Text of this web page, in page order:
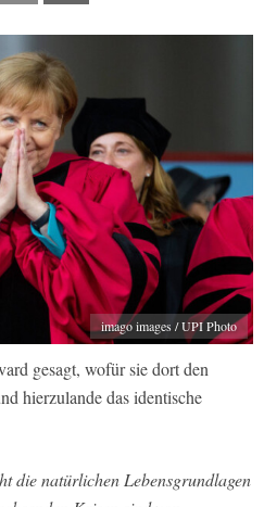
imago images / UPI Photo
gesagt, wofür sie dort den
hierzulande das identische
die natürlichen Lebensgrundlagen